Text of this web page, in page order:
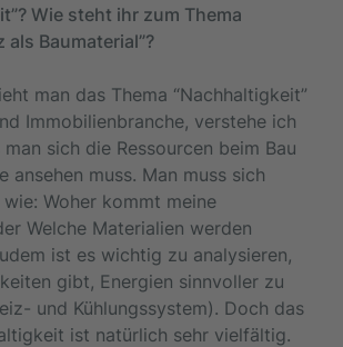
Wie steht ihr zum Thema
als Baumaterial”?
man das Thema “Nachhaltigkeit”
Immobilienbranche, verstehe ich
sich die Ressourcen beim Bau
ansehen muss. Man muss sich
Woher kommt meine
Welche Materialien werden
ist es wichtig zu analysieren,
gibt, Energien sinnvoller zu
und Kühlungssystem). Doch das
ist natürlich sehr vielfältig.